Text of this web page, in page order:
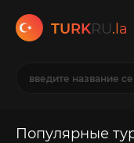
TURKRU.la
Популярные